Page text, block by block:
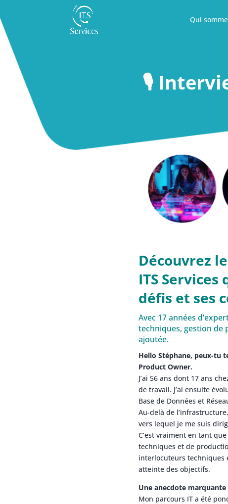
Qui
🎙️
Découvrez
ITS
défis et ses
Avec 17 années
techniques, gestion
ajoutée.
Hello Stéphane, peux-tu
Product Owner.
J’ai 56 ans dont 17 ans
de travail. J’ai ensuite
Base de Données et
Au-delà de
vers lequel je me suis
C’est vraiment en tant
techniques et de
interlocuteurs techniques
atteinte des objectifs.
Une anecdote marquante
Mon parcours IT a été